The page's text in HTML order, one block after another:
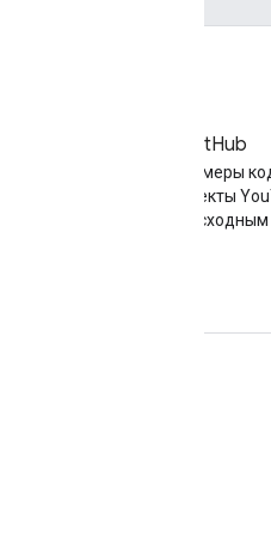
GitHub
Найдите примеры
другие проекты
открытым исходным